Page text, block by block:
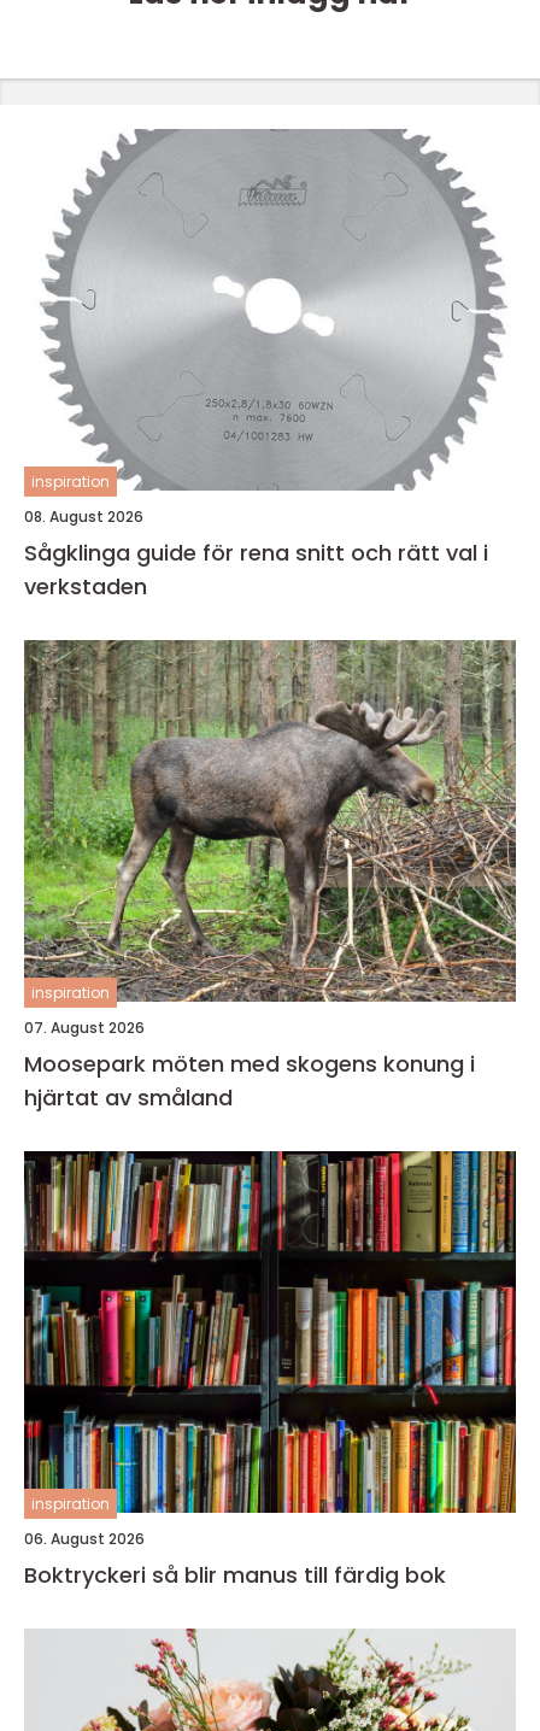
inspiration
08. August 2026
Sågklinga guide för rena snitt och rätt val i
verkstaden
inspiration
07. August 2026
Moosepark möten med skogens konung i
hjärtat av småland
inspiration
06. August 2026
Boktryckeri så blir manus till färdig bok